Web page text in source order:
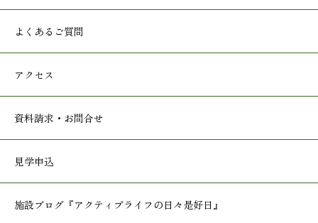
よくあるご質問
アクセス
資料請求・お問合せ
見学申込
施設ブログ 『アクティブライフの日々是好日』